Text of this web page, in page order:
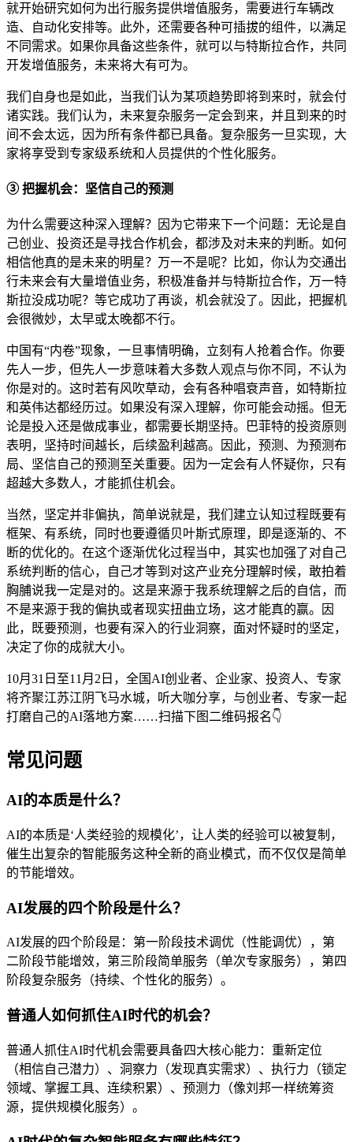
就开始研究如何为出行服务提供增值服务，需要进行车辆改
造、自动化安排等。此外，还需要各种可插拔的组件，以满足
不同需求。如果你具备这些条件，就可以与特斯拉合作，共同
开发增值服务，未来将大有可为。
我们自身也是如此，当我们认为某项趋势即将到来时，就会付
诸实践。我们认为，未来复杂服务一定会到来，并且到来的时
间不会太远，因为所有条件都已具备。复杂服务一旦实现，大
家将享受到专家级系统和人员提供的个性化服务。
③ 把握机会：坚信自己的预测
为什么需要这种深入理解？因为它带来下一个问题：无论是自
己创业、投资还是寻找合作机会，都涉及对未来的判断。如何
相信他真的是未来的明星？万一不是呢？比如，你认为交通出
行未来会有大量增值业务，积极准备并与特斯拉合作，万一特
斯拉没成功呢？等它成功了再谈，机会就没了。因此，把握机
会很微妙，太早或太晚都不行。
中国有“内卷”现象，一旦事情明确，立刻有人抢着合作。你要
先人一步，但先人一步意味着大多数人观点与你不同，不认为
你是对的。这时若有风吹草动，会有各种唱衰声音，如特斯拉
和英伟达都经历过。如果没有深入理解，你可能会动摇。但无
论是投入还是做成事业，都需要长期坚持。巴菲特的投资原则
表明，坚持时间越长，后续盈利越高。因此，预测、为预测布
局、坚信自己的预测至关重要。因为一定会有人怀疑你，只有
超越大多数人，才能抓住机会。
当然，坚定并非偏执，简单说就是，我们建立认知过程既要有
框架、有系统，同时也要遵循贝叶斯式原理，即是逐渐的、不
断的优化的。在这个逐渐优化过程当中，其实也加强了对自己
系统判断的信心，自己才等到对这产业充分理解时候，敢拍着
胸脯说我一定是对的。这是来源于我系统理解之后的自信，而
不是来源于我的偏执或者现实扭曲立场，这才能真的赢。因
此，既要预测，也要有深入的行业洞察，面对怀疑时的坚定，
决定了你的成就大小。
10月31日至11月2日，全国AI创业者、企业家、投资人、专家
将齐聚江苏江阴飞马水城，听大咖分享，与创业者、专家一起
打磨自己的AI落地方案……扫描下图二维码报名👇
常见问题
AI的本质是什么？
AI的本质是‘人类经验的规模化’，让人类的经验可以被复制，
催生出复杂的智能服务这种全新的商业模式，而不仅仅是简单
的节能增效。
AI发展的四个阶段是什么？
AI发展的四个阶段是：第一阶段技术调优（性能调优），第
二阶段节能增效，第三阶段简单服务（单次专家服务），第四
阶段复杂服务（持续、个性化的服务）。
普通人如何抓住AI时代的机会？
普通人抓住AI时代机会需要具备四大核心能力：重新定位
（相信自己潜力）、洞察力（发现真实需求）、执行力（锁定
领域、掌握工具、连续积累）、预测力（像刘邦一样统筹资
源，提供规模化服务）。